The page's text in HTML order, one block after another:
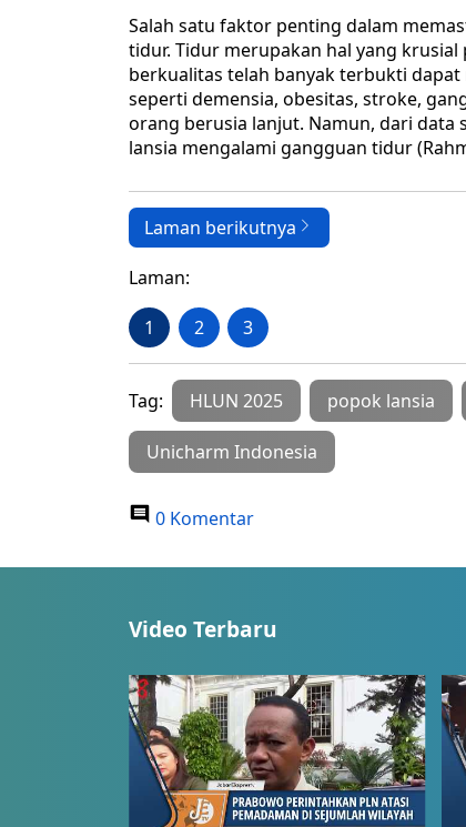
Salah satu faktor penting dalam
tidur. Tidur merupakan hal yang
berkualitas telah banyak terbukti
seperti demensia, obesitas, stroke,
orang berusia lanjut. Namun, dari data
lansia mengalami gangguan tidur
Laman berikutnya
Laman:
1 2 3
Tag: HLUN 2025 popok lansia
Unicharm Indonesia
0 Komentar
Video Terbaru